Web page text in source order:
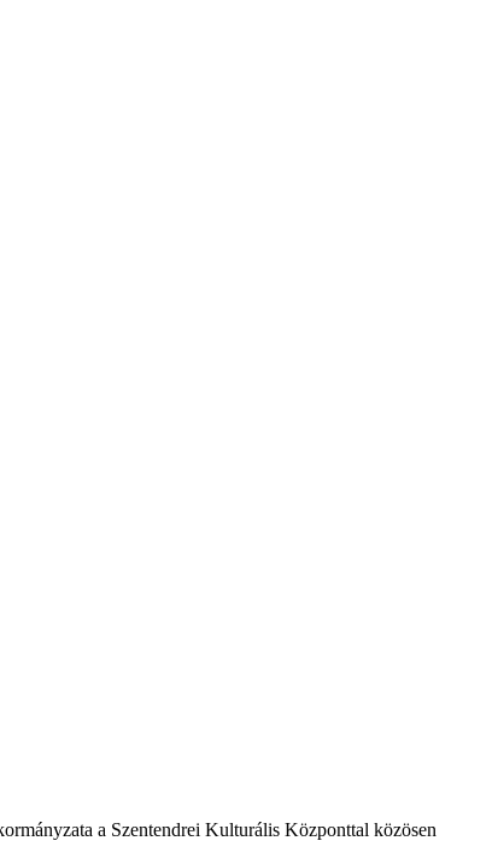
a Szentendrei Kulturális Központtal közösen